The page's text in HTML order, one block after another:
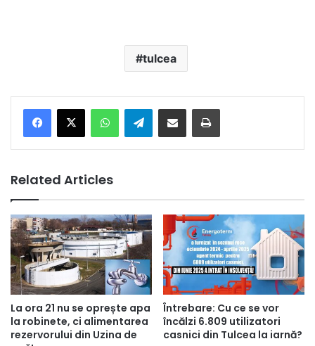
tulcea
Telegram
Related Articles
La ora 21 nu se oprește apa
la robinete, ci alimentarea
rezervorului din Uzina de
Întrebare: Cu ce se vor
încălzi 6.809 utilizatori
casnici din Tulcea la iarnă?